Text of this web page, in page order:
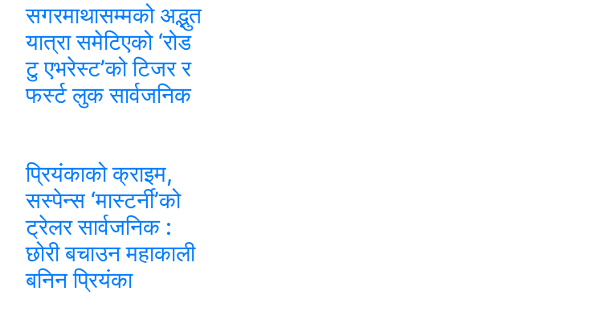
सगरमाथासम्मको अद्भुत
यात्रा समेटिएको ‘रोड
टु एभरेस्ट’को टिजर र
फर्स्ट लुक सार्वजनिक
प्रियंकाको क्राइम,
सस्पेन्स ‘मास्टर्नी’को
ट्रेलर सार्वजनिक :
छोरी बचाउन महाकाली
बनिन प्रियंका